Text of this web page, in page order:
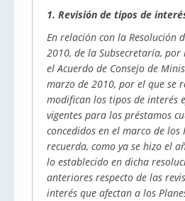
1. Revisión de tipos de
En relación con la Resolución
2010, de la Subsecretaría, por
el Acuerdo de Consejo de
marzo de 2010, por el que se
modifican los tipos de interés
vigentes para los préstamos
concedidos en el marco de los
recuerda, como ya se hizo el
lo establecido en dicha
anteriores respecto de las
interés que afectan a los